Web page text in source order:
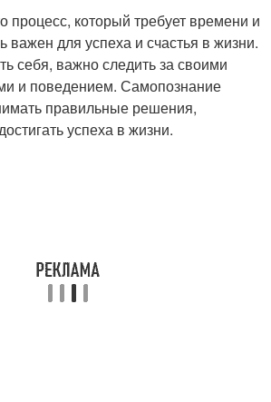
процесс, который требует времени и
важен для успеха и счастья в жизни.
себя, важно следить за своими
и поведением. Самопознание
правильные решения,
успеха в жизни.